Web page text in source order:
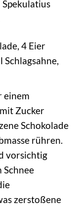
4 Eier
Schlagsahne,
einem
Zucker
Schokolade
rühren.
vorsichtig
Schnee
zerstoßene